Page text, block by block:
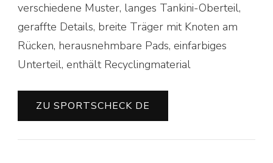
verschiedene Muster, langes Tankini-Oberteil,
geraffte Details, breite Träger mit Knoten am
Rücken, herausnehmbare Pads, einfarbiges
Unterteil, enthält Recyclingmaterial
ZU SPORTSCHECK DE